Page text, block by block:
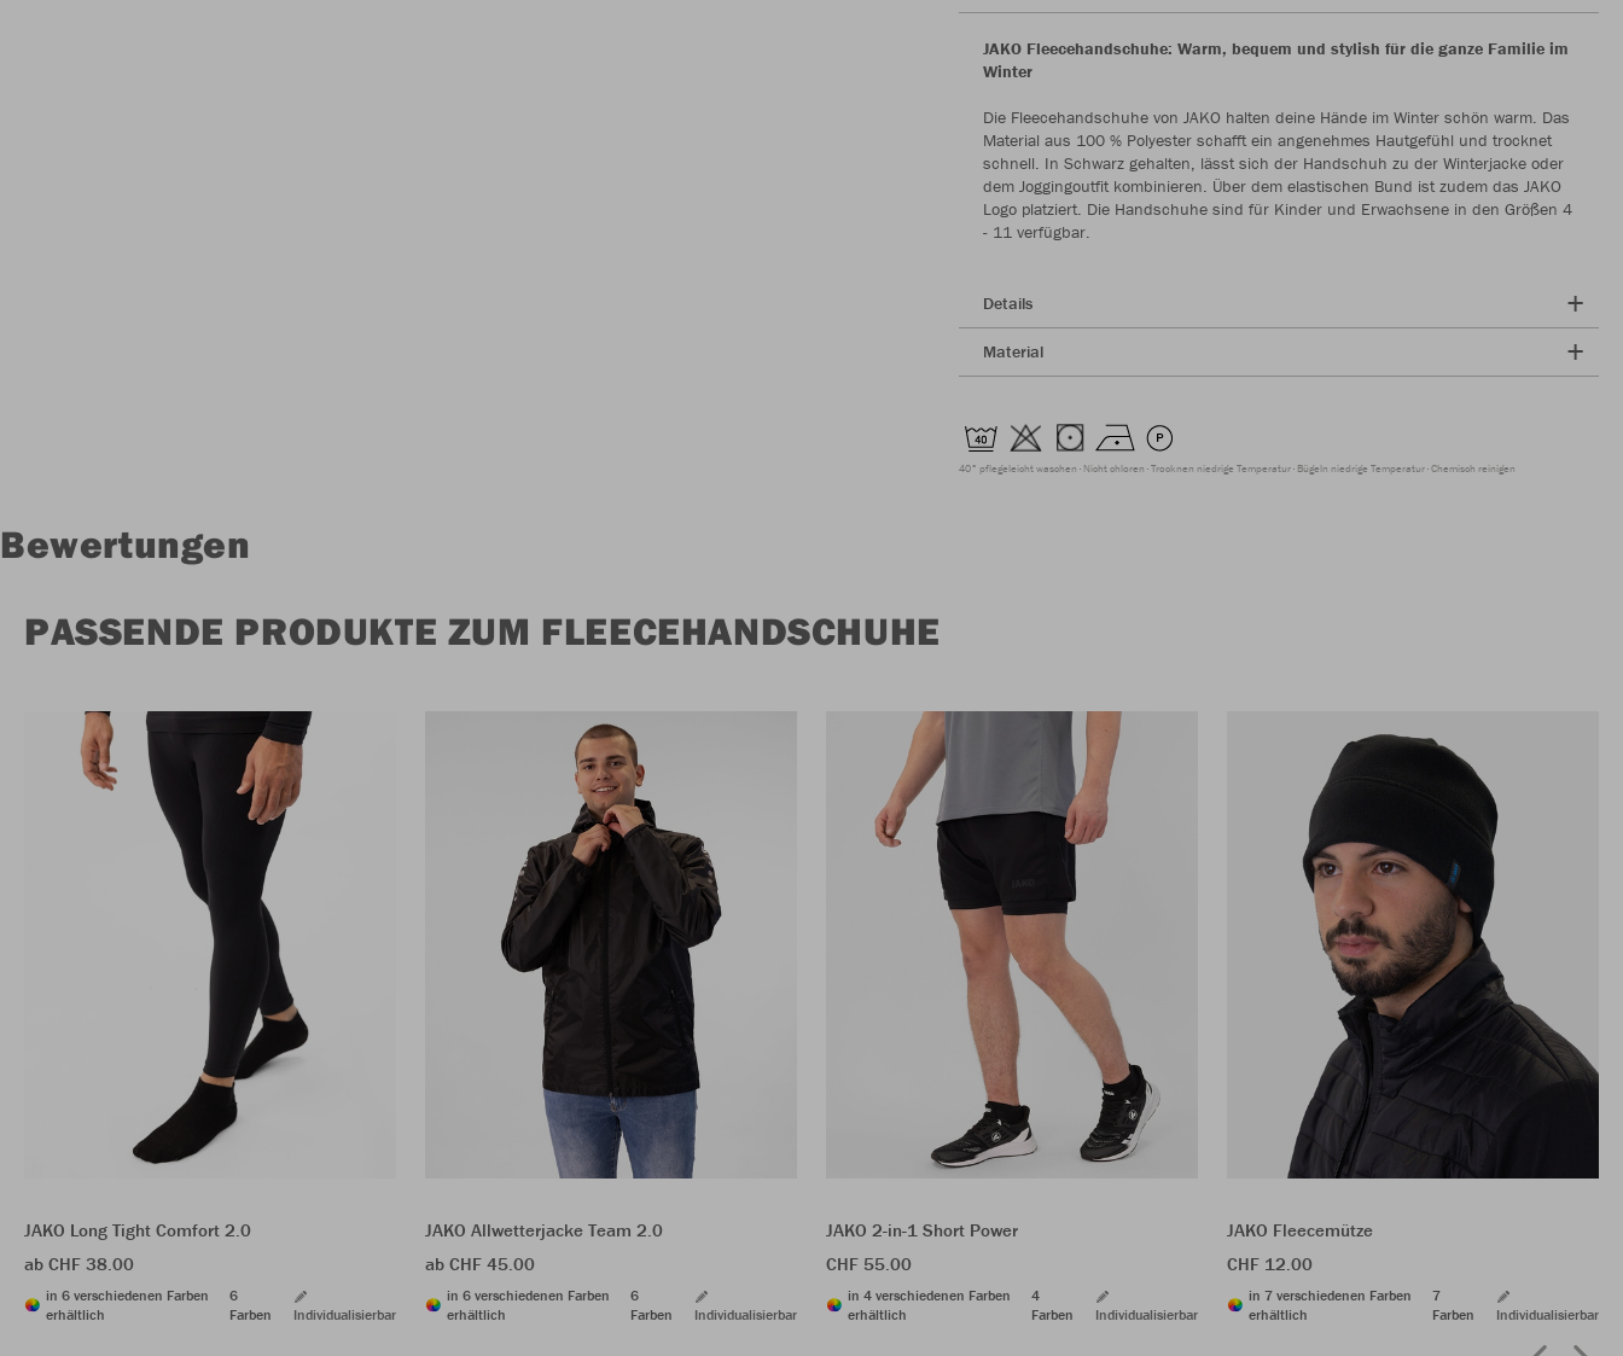
JAKO Fleecehandschuhe: Warm, bequem und stylish für die ganze Familie im
Winter
Die Fleecehandschuhe von JAKO halten deine Hände im Winter schön warm. Das
Material aus 100 % Polyester schafft ein angenehmes Hautgefühl und trocknet
schnell. In Schwarz gehalten, lässt sich der Handschuh zu der Winterjacke oder
dem Joggingoutfit kombinieren. Über dem elastischen Bund ist zudem das JAKO
Logo platziert. Die Handschuhe sind für Kinder und Erwachsene in den Größen 4
- 11 verfügbar.
Details
Material
40° pflegeleicht waschen Nicht chloren Trocknen niedrige Temperatur Bügeln niedrige Temperatur Chemisch reinigen
Bewertungen
PASSENDE PRODUKTE ZUM FLEECEHANDSCHUHE
JAKO Long Tight Comfort 2.0
ab CHF 38.00
in 6 verschiedenen Farben
erhältlich
6
Farben
Individualisierbar
JAKO Allwetterjacke Team 2.0
ab CHF 45.00
in 6 verschiedenen Farben
erhältlich
6
Farben
Individualisierbar
JAKO 2-in-1 Short Power
CHF 55.00
in 4 verschiedenen Farben
erhältlich
4
Farben
Individualisierbar
JAKO Fleecemütze
CHF 12.00
in 7 verschiedenen Farben
erhältlich
7
Farben
Individualisierbar